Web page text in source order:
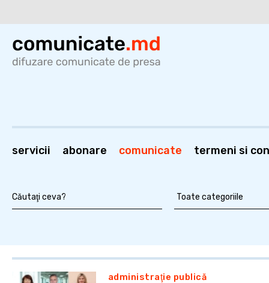
servicii abonare comunicate termeni si
administraţie publică